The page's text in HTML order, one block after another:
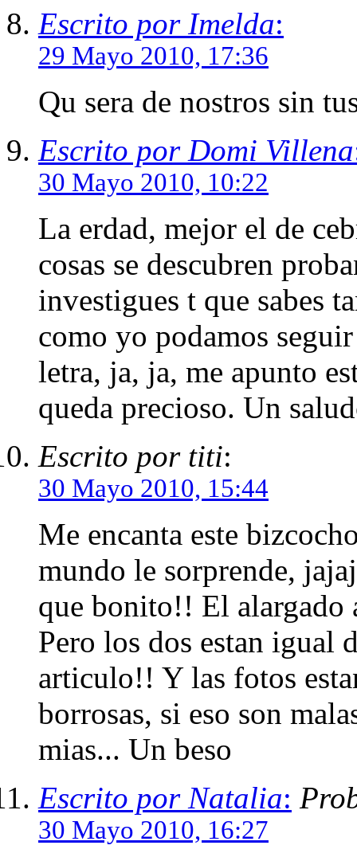
Escrito por Imelda:
29 Mayo 2010, 17:36
Qu sera de nostros sin
Escrito por Domi Villena
30 Mayo 2010, 10:22
La erdad, mejor el de
cosas se descubren
investigues t que sabes
como yo podamos
letra, ja, ja, me apunto
queda precioso. Un
Escrito por titi:
30 Mayo 2010, 15:44
Me encanta este
mundo le sorprende,
que bonito!! El alargado
Pero los dos estan igual
articulo!! Y las fotos
borrosas, si eso son
mias... Un beso
Escrito por Natalia:
30 Mayo 2010, 16:27